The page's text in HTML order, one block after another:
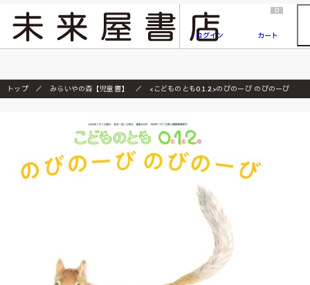
『ONE PIECE magazine 021 ONE PIECEカード付き同梱版』発売延期のご案内
ログイン
0
カート
トップ みらいやの森【児童書】 <こどものとも0.1.2.>のびのーび のびのーび